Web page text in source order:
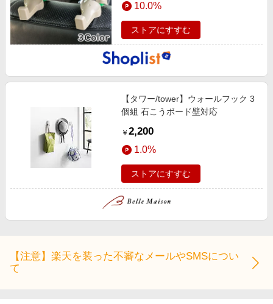
10.0%
ストアにすすむ
【タワー/tower】ウォールフック 3
個組 石こうボード壁対応
￥ 2,200
1.0%
ストアにすすむ
【注意】楽天を装った不審なメールやSMSについ
て